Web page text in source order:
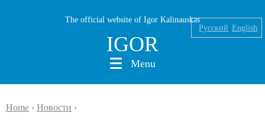
The official website of Igor Kalinauskas
IGOR
Русский English
Menu
Home › Новости ›